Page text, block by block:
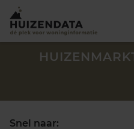
Snel naar: